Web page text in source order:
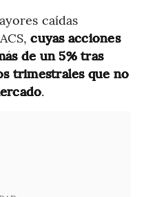
caídas
cuyas acciones
de un 5% tras
trimestrales que no
.